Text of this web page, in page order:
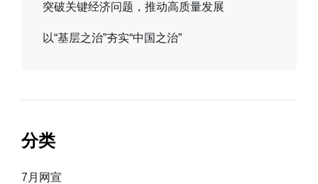
突破关键经济问题，推动高质量发展
以“基层之治”夯实“中国之治”
分类
7月网宣